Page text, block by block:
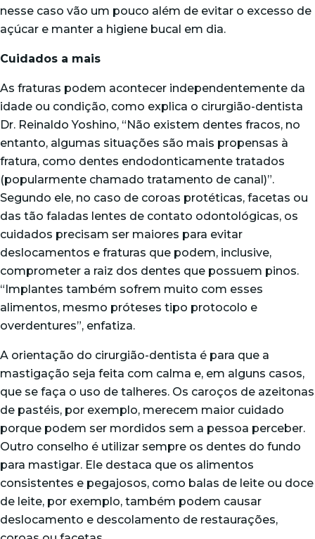
nesse caso vão um pouco além de evitar o excesso de
açúcar e manter a higiene bucal em dia.
Cuidados a mais
As fraturas podem acontecer independentemente da
idade ou condição, como explica o cirurgião-dentista
Dr. Reinaldo Yoshino, “Não existem dentes fracos, no
entanto, algumas situações são mais propensas à
fratura, como dentes endodonticamente tratados
(popularmente chamado tratamento de canal)”.
Segundo ele, no caso de coroas protéticas, facetas ou
das tão faladas lentes de contato odontológicas, os
cuidados precisam ser maiores para evitar
deslocamentos e fraturas que podem, inclusive,
comprometer a raiz dos dentes que possuem pinos.
“Implantes também sofrem muito com esses
alimentos, mesmo próteses tipo protocolo e
overdentures”, enfatiza.
A orientação do cirurgião-dentista é para que a
mastigação seja feita com calma e, em alguns casos,
que se faça o uso de talheres. Os caroços de azeitonas
de pastéis, por exemplo, merecem maior cuidado
porque podem ser mordidos sem a pessoa perceber.
Outro conselho é utilizar sempre os dentes do fundo
para mastigar. Ele destaca que os alimentos
consistentes e pegajosos, como balas de leite ou doce
de leite, por exemplo, também podem causar
deslocamento e descolamento de restaurações,